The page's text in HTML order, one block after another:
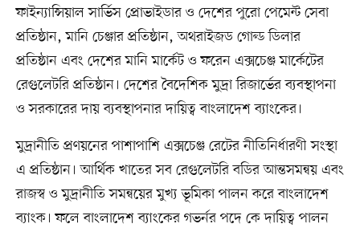
ফাইন্যান্সিয়াল সার্ভিস প্রোভাইডার ও দেশের পুরো পেমেন্ট সেবা
প্রতিষ্ঠান, মানি চেঞ্জার প্রতিষ্ঠান, অথরাইজড গোল্ড ডিলার
প্রতিষ্ঠান এবং দেশের মানি মার্কেট ও ফরেন এক্সচেঞ্জ মার্কেটের
রেগুলেটরি প্রতিষ্ঠান। দেশের বৈদেশিক মুদ্রা রিজার্ভের ব্যবস্থাপনা
ও সরকারের দায় ব্যবস্থাপনার দায়িত্ব বাংলাদেশ ব্যাংকের।
মুদ্রানীতি প্রণয়নের পাশাপাশি এক্সচেঞ্জ রেটের নীতিনির্ধারণী সংস্থা
এ প্রতিষ্ঠান। আর্থিক খাতের সব রেগুলেটরি বডির আন্তসমন্বয় এবং
রাজস্ব ও মুদ্রানীতি সমন্বয়ের মুখ্য ভূমিকা পালন করে বাংলাদেশ
ব্যাংক। ফলে বাংলাদেশ ব্যাংকের গভর্নর পদে কে দায়িত্ব পালন